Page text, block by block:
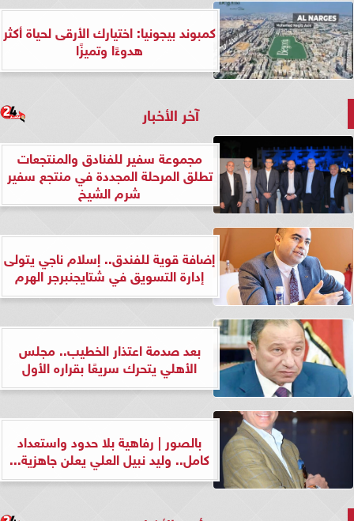
كمبوند بيجونيا: اختيارك الأرقى لحياة أكثر
هدوءًا وتميزًا
آخر الأخبار
مجموعة سفير للفنادق والمنتجعات
تطلق المرحلة المجددة في منتجع سفير
شرم الشيخ
إضافة قوية للفندق.. إسلام ناجي يتولى
إدارة التسويق في شتايجنبرجر الهرم
بعد صدمة اعتذار الخطيب.. مجلس
الأهلي يتحرك سريعًا بقراره الأول
بالصور | رفاهية بلا حدود واستعداد
كامل.. وليد نبيل العلي يعلن جاهزية...